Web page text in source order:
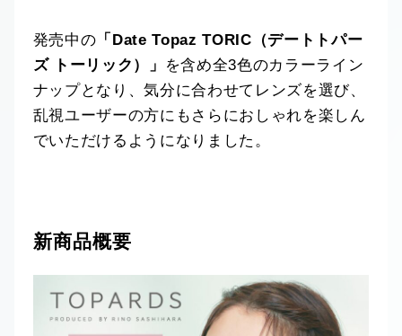
発売中の 「Date Topaz TORIC（デートトパー
ズ トーリック）」
を含め全3色のカラーライン
ナップとなり、気分に合わせてレンズを選び、
乱視ユーザーの方にもさらにおしゃれを楽しん
でいただけるようになりました。
新商品概要